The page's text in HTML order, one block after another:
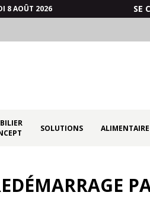
8 AOÛT 2026 SE
SOLUTIONS ALIMENTAIRE